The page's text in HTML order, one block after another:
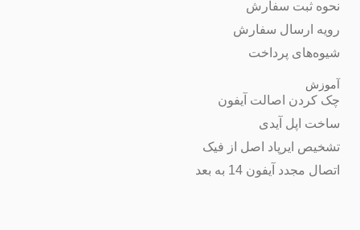
نحوه ثبت سفارش
رویه ارسال سفارش
شیوه‌های پرداخت
آموزش
چک کردن اصالت آیفون
ساخت اپل آیدی
تشخیص ایرپاد اصل از فیک
اتصال مجدد آیفون 14 به بعد